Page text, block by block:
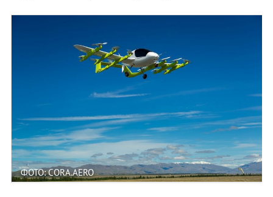
ФОТО: CORA.AERO